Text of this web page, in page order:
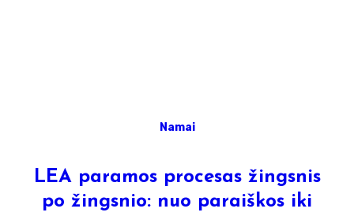
Namai
LEA paramos procesas žingsnis
po žingsnio: nuo paraiškos iki